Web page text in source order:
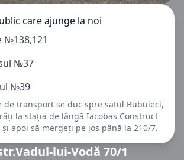
care ajunge la noi
№138,121
№37
№39
de transport se duc spre satul Bubuieci,
la stația de lângă Iacobas Construct
și apoi să mergeți pe jos până la 210/7.
lui-Vodă 70/1